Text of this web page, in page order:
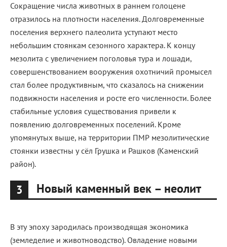
Сокращение числа животных в раннем голоцене
отразилось на плотности населения. Долговременные
поселения верхнего палеолита уступают место
небольшим стоянкам сезонного характера. К концу
мезолита с увеличением поголовья тура и лошади,
совершенствованием вооружения охотничий промысел
стал более продуктивным, что сказалось на снижении
подвижности населения и росте его численности. Более
стабильные условия существования привели к
появлению долговременных поселений. Кроме
упомянутых выше, на территории ПМР мезолитические
стоянки известны у сёл Грушка и Рашков (Каменский
район).
3 Новый каменный век – неолит
В эту эпоху зародилась производящая экономика
(земледелие и животноводство). Овладение новыми